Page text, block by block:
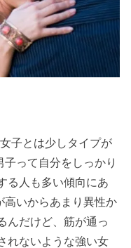
子とは少しタイプが
って自分をしっかり
る人も多い傾向にあ
高いからあまり異性か
んだけど、筋が通っ
れないような強い女